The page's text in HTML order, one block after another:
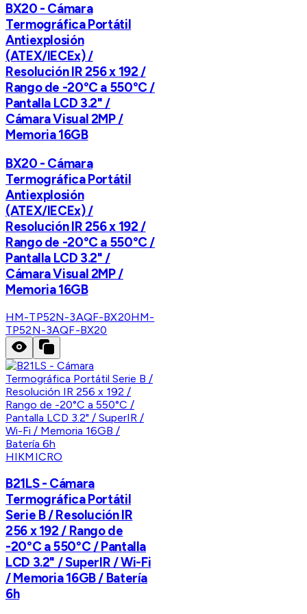
BX20 - Cámara
Termográfica Portátil
Antiexplosión
(ATEX/IECEx) /
Resolución IR 256 x 192 /
Rango de -20°C a 550°C /
Pantalla LCD 3.2" /
Cámara Visual 2MP /
Memoria 16GB
BX20 - Cámara
Termográfica Portátil
Antiexplosión
(ATEX/IECEx) /
Resolución IR 256 x 192 /
Rango de -20°C a 550°C /
Pantalla LCD 3.2" /
Cámara Visual 2MP /
Memoria 16GB
HM-TP52N-3AQF-BX20HM-
TP52N-3AQF-BX20
HIKMICRO
B21LS - Cámara
Termográfica Portátil
Serie B / Resolución IR
256 x 192 / Rango de
-20°C a 550°C / Pantalla
LCD 3.2" / SuperIR / Wi-Fi
/ Memoria 16GB / Batería
6h